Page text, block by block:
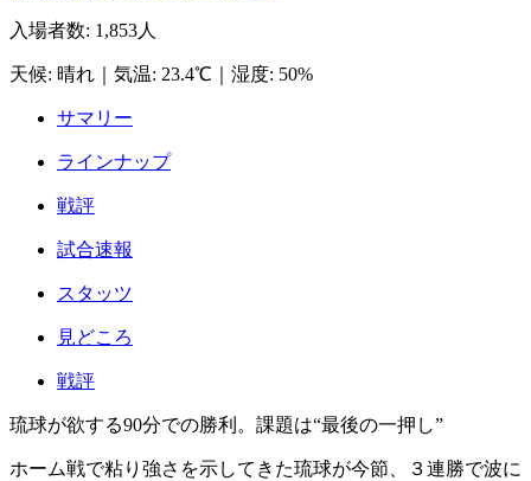
入場者数: 1,853人
天候: 晴れ 気温: 23.4℃ 湿度: 50%
サマリー
ラインナップ
戦評
試合速報
スタッツ
見どころ
戦評
琉球が欲する90分での勝利。課題は“最後の一押し”
ホーム戦で粘り強さを示してきた琉球が今節、３連勝で波に